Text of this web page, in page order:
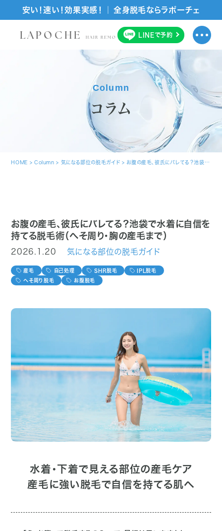
安い！速い！効果実感！ ｜ 全身脱毛ならラポーチェ
LAPOCHE HAIR REMOVAL SALONLINEで予約
Column
コラム
HOME > Column > 気になる部位の脱毛ガイド > お腹の産毛、彼氏にバレてる？池袋で水着に自信を持てる脱毛術（へそ周り・胸の産毛まで）
お腹の産毛、彼氏にバレてる？池袋で水着に自信を
持てる脱毛術（へそ周り・胸の産毛まで）
2026.1.20 気になる部位の脱毛ガイド
産毛 自己処理 SHR脱毛
IPL脱毛
へそ周り脱毛
お腹脱毛
水着・下着で見える部位の産毛ケア
産毛に強い脱毛で自信を持てる肌へ